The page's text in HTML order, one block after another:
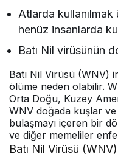
Atlarda
henüz insanlarda
Batı Nil virüsünün
Batı Nil Virüsü (WNV)
ölüme neden olabilir.
Orta Doğu, Kuzey
WNV doğada kuşlar
bulaşmayı içeren bir
ve diğer memeliler
Batı Nil Virüsü